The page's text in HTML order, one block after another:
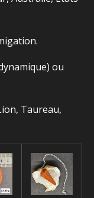
ou
Taureau,